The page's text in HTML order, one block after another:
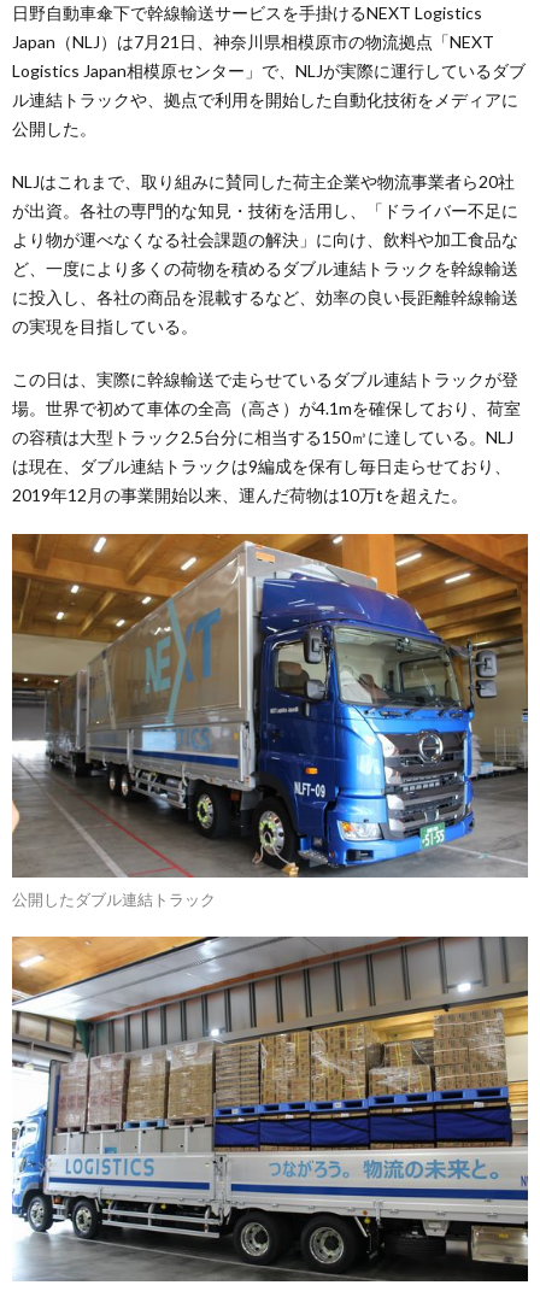
日野自動車傘下で幹線輸送サービスを手掛けるNEXT Logistics
Japan（NLJ）は7月21日、神奈川県相模原市の物流拠点「NEXT
Logistics Japan相模原センター」で、NLJが実際に運行しているダブ
ル連結トラックや、拠点で利用を開始した自動化技術をメディアに
公開した。
NLJはこれまで、取り組みに賛同した荷主企業や物流事業者ら20社
が出資。各社の専門的な知見・技術を活用し、「ドライバー不足に
より物が運べなくなる社会課題の解決」に向け、飲料や加工食品な
ど、一度により多くの荷物を積めるダブル連結トラックを幹線輸送
に投入し、各社の商品を混載するなど、効率の良い長距離幹線輸送
の実現を目指している。
この日は、実際に幹線輸送で走らせているダブル連結トラックが登
場。世界で初めて車体の全高（高さ）が4.1mを確保しており、荷室
の容積は大型トラック2.5台分に相当する150㎥に達している。NLJ
は現在、ダブル連結トラックは9編成を保有し毎日走らせており、
2019年12月の事業開始以来、運んだ荷物は10万tを超えた。
公開したダブル連結トラック